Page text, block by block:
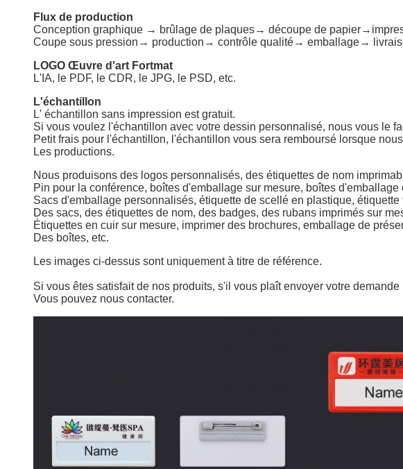
Flux de production
Conception graphique → brûlage de plaques→ découpe de
Coupe sous pression→ production→ contrôle qualité→ emballage→
LOGO Œuvre d'art Fortmat
L'IA, le PDF, le CDR, le JPG, le PSD, etc.
L'échantillon
L' échantillon sans impression est gratuit.
Si vous voulez l'échantillon avec votre dessin personnalisé, nous vous le
Petit frais pour l'échantillon, l'échantillon vous sera remboursé lorsque
Les productions.
Nous produisons des logos personnalisés, des étiquettes de nom
Pin pour la conférence, boîtes d'emballage sur mesure, boîtes d'emballage
Sacs d'emballage personnalisés, étiquette de scellé en plastique,
Des sacs, des étiquettes de nom, des badges, des rubans imprimés sur
Étiquettes en cuir sur mesure, imprimer des brochures, emballage de
Des boîtes, etc.
Les images ci-dessus sont uniquement à titre de référence.
Si vous êtes satisfait de nos produits, s'il vous plaît envoyer votre
Vous pouvez nous contacter.